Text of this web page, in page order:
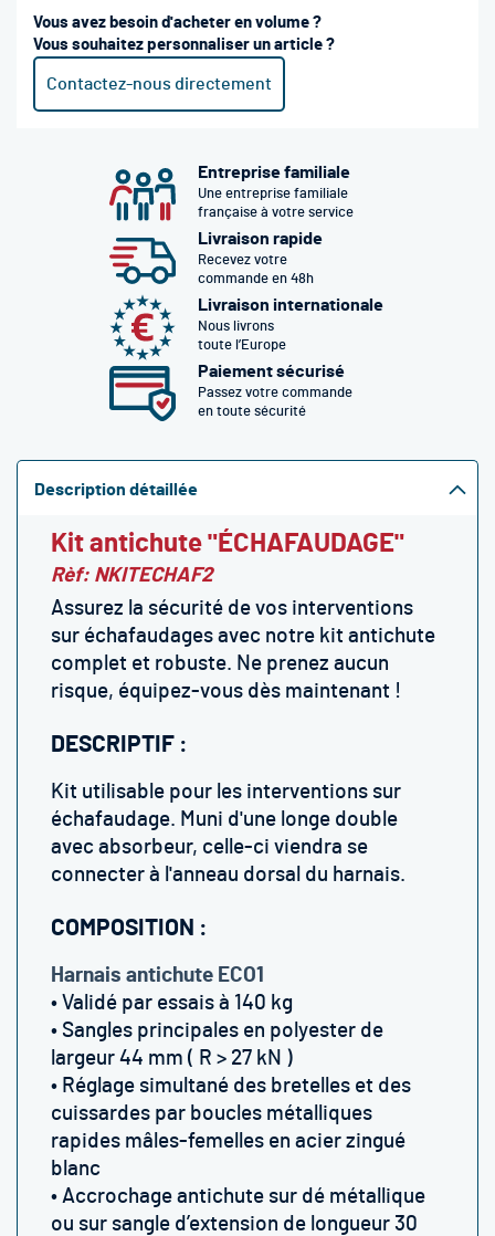
Vous avez besoin d'acheter en volume ?
Vous souhaitez personnaliser un article ?
Contactez-nous directement
Entreprise familiale
Une entreprise familiale
française à votre service
Livraison rapide
Recevez votre
commande en 48h
Livraison internationale
Nous livrons
toute l’Europe
Paiement sécurisé
Passez votre commande
en toute sécurité
Description détaillée
Kit antichute "ÉCHAFAUDAGE"
Rèf: NKITECHAF2
Assurez la sécurité de vos interventions
sur échafaudages avec notre kit antichute
complet et robuste. Ne prenez aucun
risque, équipez-vous dès maintenant !
DESCRIPTIF :
Kit utilisable pour les interventions sur
échafaudage. Muni d'une longe double
avec absorbeur, celle-ci viendra se
connecter à l'anneau dorsal du harnais.
COMPOSITION :
Harnais antichute ECO1
• Validé par essais à 140 kg
• Sangles principales en polyester de
largeur 44 mm ( R > 27 kN )
• Réglage simultané des bretelles et des
cuissardes par boucles métalliques
rapides mâles-femelles en acier zingué
blanc
• Accrochage antichute sur dé métallique
ou sur sangle d’extension de longueur 30